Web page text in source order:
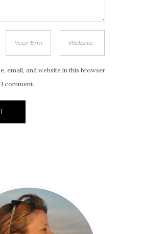
email, and website in this browser
comment.